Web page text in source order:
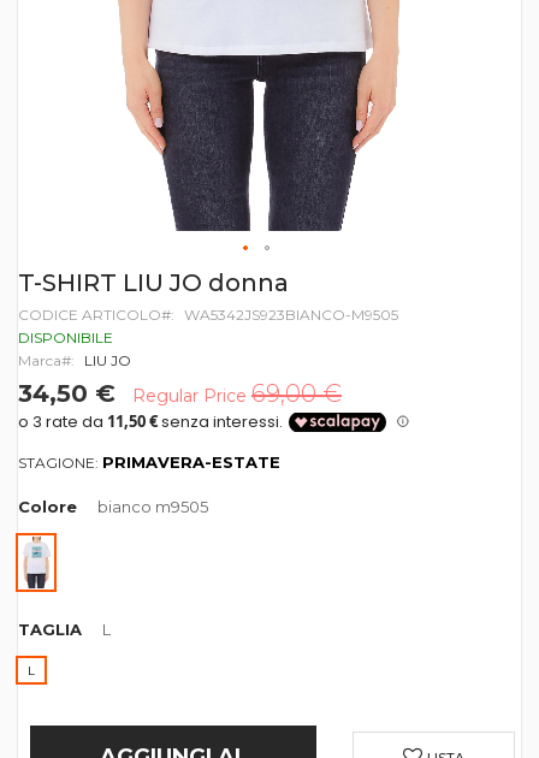
Vai
all'inizio
della
galleria
di
T-SHIRT LIU JO donna
CODICE ARTICOLO
WA5342JS923BIANCO-M9505
DISPONIBILE
Marca
LIU JO
34,50 € Regular Price 69,00 €
STAGIONE: PRIMAVERA-ESTATE
Colore bianco m9505
TAGLIA L
L